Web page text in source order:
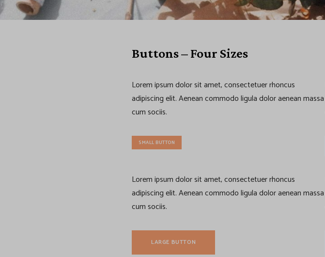
s
Buttons – Four Sizes
Lorem ipsum dolor sit amet, consectetuer rhoncus
adipiscing elit. Aenean commodo ligula dolor aenean massa
cum sociis.
SMALL BUTTON
Lorem ipsum dolor sit amet, consectetuer rhoncus
adipiscing elit. Aenean commodo ligula dolor aenean massa
cum sociis.
LARGE BUTTON